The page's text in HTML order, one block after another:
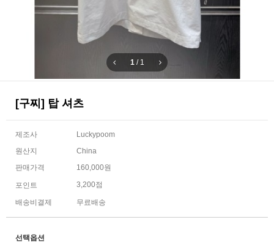
1/ 1
[구찌] 탑 셔츠
제조사
Luckypoom
원산지
China
판매가격
160,000원
포인트 3,200점
배송비결제 무료배송
선택옵션